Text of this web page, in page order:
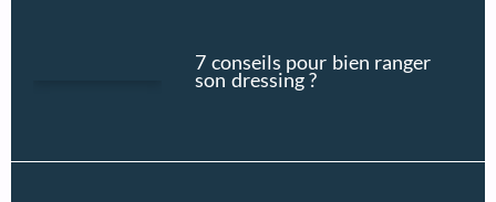
7 conseils pour bien ranger
son dressing ?